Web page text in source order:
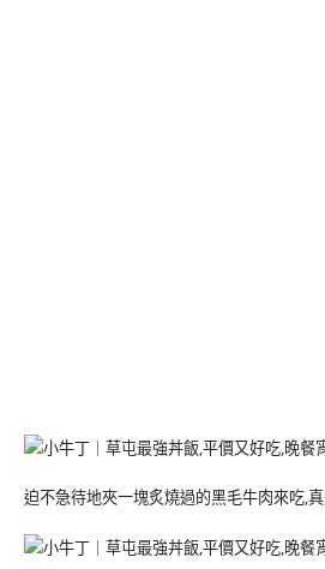
迫不急待地夾一塊炙燒過的黑毛牛肉來吃,